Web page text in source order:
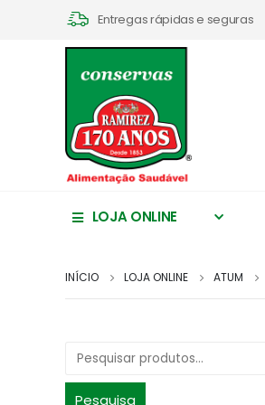
Entregas rápidas e seguras
LOJA ONLINE
INÍCIO LOJA ONLINE ATUM
Pesquisa